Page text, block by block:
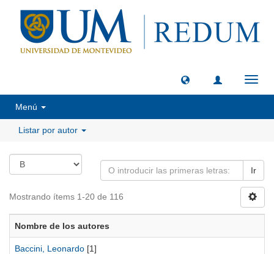
Menú
Listar por autor
Ir
Mostrando ítems 1-20 de 116
Nombre de los autores
Baccini, Leonardo [1]